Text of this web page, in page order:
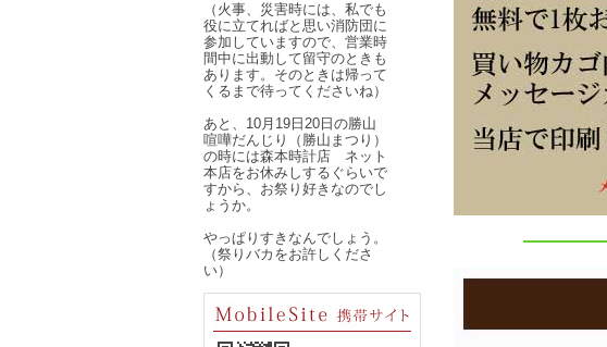
（火事、災害時には、私でも
役に立てればと思い消防団に
参加していますので、営業時
間中に出動して留守のときも
あります。そのときは帰って
くるまで待ってくださいね）
あと、10月19日20日の勝山
喧嘩だんじり（勝山まつり）
の時には森本時計店 ネット
本店をお休みしするぐらいで
すから、お祭り好きなのでし
ょうか。
やっぱりすきなんでしょう。
（祭りバカをお許しくださ
い）